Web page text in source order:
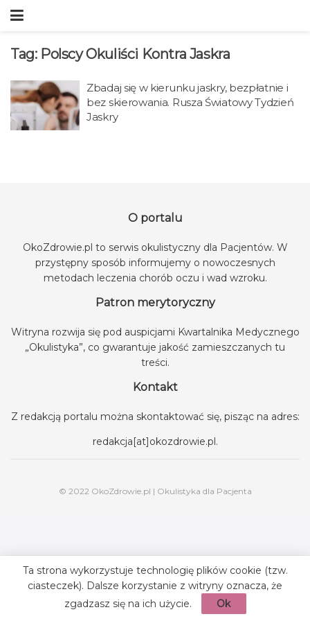
Tag: Polscy Okuliści Kontra Jaskra
Zbadaj się w kierunku jaskry, bezpłatnie i
bez skierowania. Rusza Światowy Tydzień
Jaskry
O portalu
OkoZdrowie.pl to serwis okulistyczny dla Pacjentów. W
przystępny sposób informujemy o nowoczesnych
metodach leczenia chorób oczu i wad wzroku.
Patron merytoryczny
Witryna rozwija się pod auspicjami Kwartalnika Medycznego
„Okulistyka”, co gwarantuje jakość zamieszczanych tu
treści.
Kontakt
Z redakcją portalu można skontaktować się, pisząc na adres:
redakcja[at]okozdrowie.pl.
© 2022 OkoZdrowie.pl | Okulistyka dla Pacjenta
Ta strona wykorzystuje technologię plików cookie (tzw.
ciasteczek). Dalsze korzystanie z witryny oznacza, że
zgadzasz się na ich użycie.
Ok